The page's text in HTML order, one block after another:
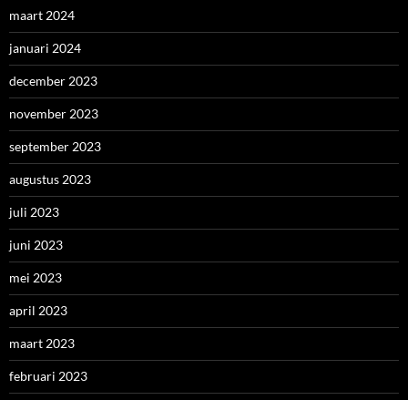
maart 2024
januari 2024
december 2023
november 2023
september 2023
augustus 2023
juli 2023
juni 2023
mei 2023
april 2023
maart 2023
februari 2023